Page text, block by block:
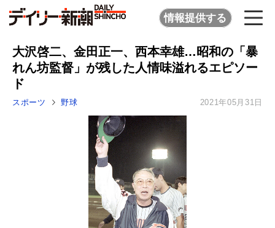
情報提供する
大沢啓二、金田正一、西本幸雄…昭和の「暴
れん坊監督」が残した人情味溢れるエピソー
ド
スポーツ 野球 2021年05月31日